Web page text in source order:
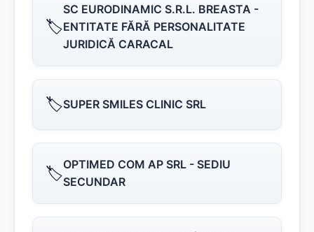
🏷️
SC EURODINAMIC S.R.L. BREASTA -
ENTITATE FĂRĂ PERSONALITATE
JURIDICĂ CARACAL
🏷️SUPER SMILES CLINIC SRL
🏷️OPTIMED COM AP SRL - SEDIU
SECUNDAR